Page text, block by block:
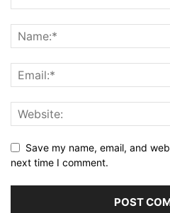
Save my name, email, and
next time I comment.